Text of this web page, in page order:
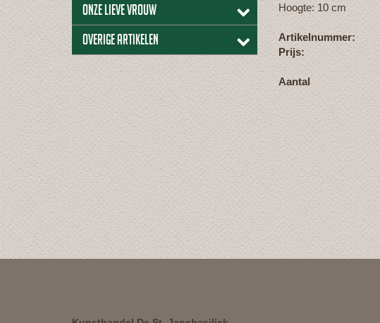
Onze lieve vrouw
Overige artikelen
Hoogte: 10 cm
Artikelnummer:
Prijs:
Aantal